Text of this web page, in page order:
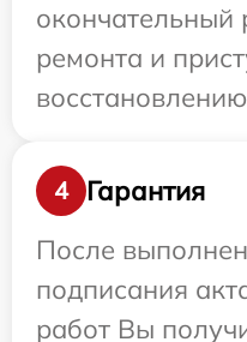
окончательный
ремонта и
4
Гарантия
После
подписания
работ Вы